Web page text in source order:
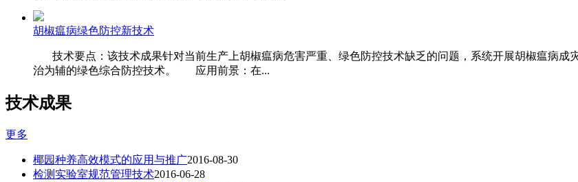
胡椒瘟病绿色防控新技术
技术要点：该技术成果针对当前生产上胡椒瘟病危害严重、绿色防控技术缺乏的问题，系统开展胡椒瘟病成
治为辅的绿色综合防控技术。 应用前景：在...
技术成果
更多
椰园种养高效模式的应用与推广2016-08-30
检测实验室规范管理技术2016-06-28